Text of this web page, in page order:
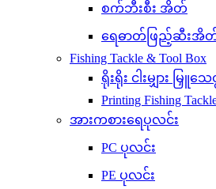
စက်ဘီးစီး အိတ်
ရေဓာတ်ဖြည့်ဆီးအိ
Fishing Tackle & Tool Box
ရိုးရိုး ငါးမျှား မြှူသေ
Printing Fishing
အားကစားရေပုလင်း
PC ပုလင်း
PE ပုလင်း